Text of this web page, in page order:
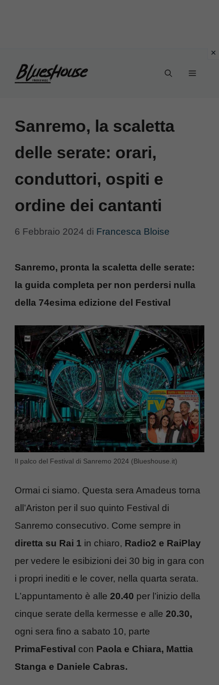
Menu
Sanremo, la scaletta
delle serate: orari,
conduttori, ospiti e
ordine dei cantanti
6 Febbraio 2024 di Francesca Bloise
Sanremo, pronta la scaletta delle serate:
la guida completa per non perdersi nulla
della 74esima edizione del Festival
Il palco del Festival di Sanremo 2024 (Blueshouse.it)
Ormai ci siamo. Questa sera Amadeus torna
all’Ariston per il suo quinto Festival di
Sanremo consecutivo. Come sempre in
diretta su Rai 1 in chiaro, Radio2 e RaiPlay
per vedere le esibizioni dei 30 big in gara con
i propri inediti e le cover, nella quarta serata.
L’appuntamento è alle 20.40 per l’inizio della
cinque serate della kermesse e alle 20.30,
ogni sera fino a sabato 10, parte
PrimaFestival con Paola e Chiara, Mattia
Stanga e Daniele Cabras.